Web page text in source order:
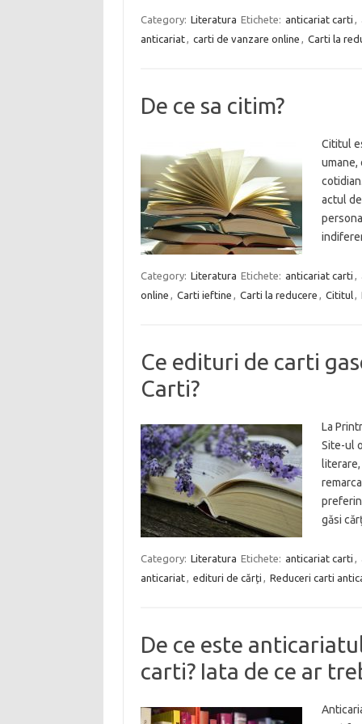
Category: Literatura Etichete: anticariat carti ,
anticariat, carti de vanzare online , Carti la
De ce sa citim?
Cititul
umane,
actul
Category: Literatura Etichete: anticariat carti ,
online , Carti ieftine , Carti la reducere , Cititul,
Ce edituri de carti
Carti?
La
Site-ul
găsi
Category: Literatura Etichete: anticariat carti ,
anticariat, edituri de cărți , Reduceri carti
De ce este
carti? Iata de ce ar